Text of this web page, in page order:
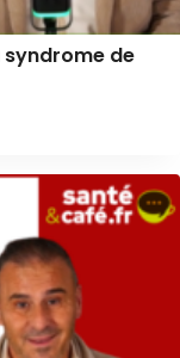
syndrome de